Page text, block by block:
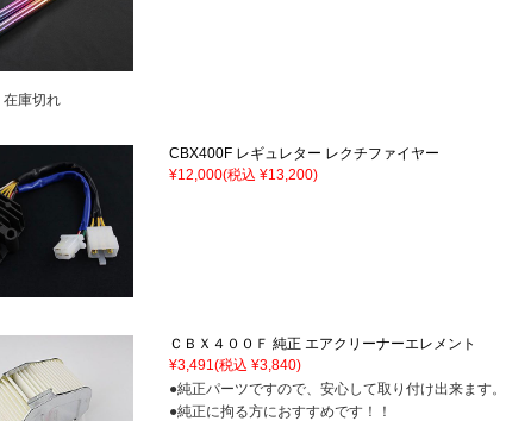
在庫切れ
CBX400F レギュレター レクチファイヤー
¥12,000(税込 ¥13,200)
ＣＢＸ４００Ｆ 純正 エアクリーナーエレメント
¥3,491(税込 ¥3,840)
●純正パーツですので、安心して取り付け出来ます。
●純正に拘る方におすすめです！！